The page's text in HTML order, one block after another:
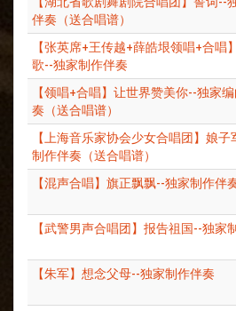
伴奏（送合唱谱）
【张英席+王传越+薛皓垠领唱+合唱
歌--独家制作伴奏
【领唱+合唱】让世界赞美你--独家
奏（送合唱谱）
【上海音乐家协会少女合唱团】娘子
制作伴奏（送合唱谱）
【混声合唱】旗正飘飘--独家制作伴
【武警男声合唱团】报告祖国--独家
【朱军】想念父母--独家制作伴奏